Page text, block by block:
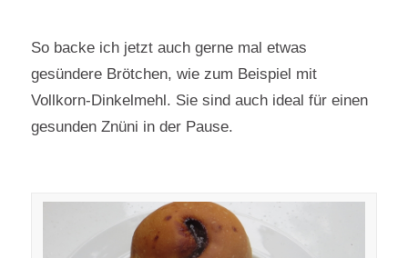
So backe ich jetzt auch gerne mal etwas
gesündere Brötchen, wie zum Beispiel mit
Vollkorn-Dinkelmehl. Sie sind auch ideal für einen
gesunden Znüni in der Pause.